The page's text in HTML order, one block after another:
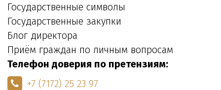
Государственные символы
Государственные закупки
Блог директора
Приём граждан по личным вопросам
Телефон доверия по претензиям:
+7 (7172) 25 23 97